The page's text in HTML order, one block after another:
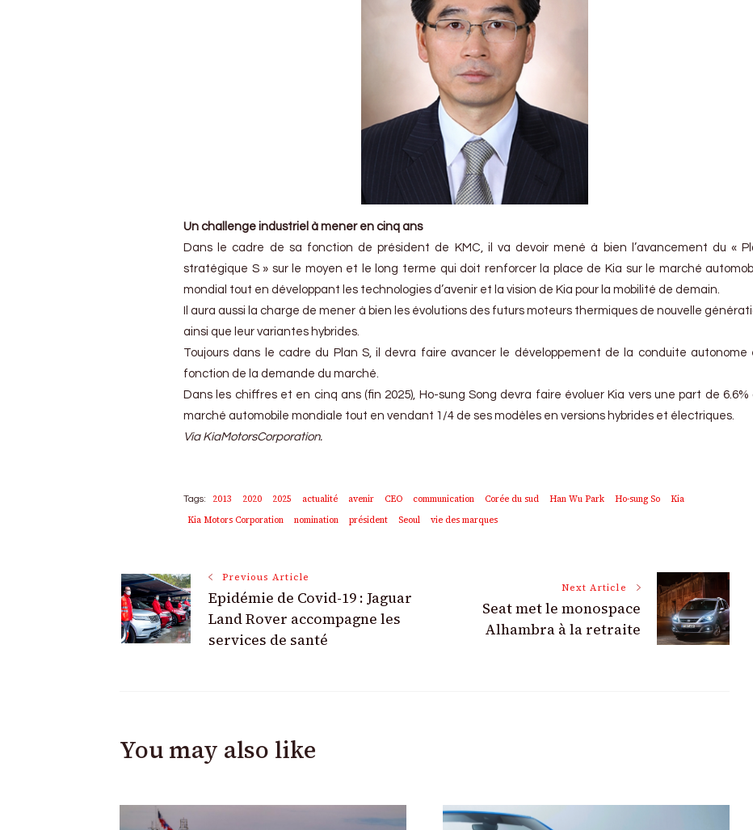
Un challenge industriel à mener en cinq ans
Dans le cadre de sa fonction de président de KMC, il va devoir mené à bien l’avancement du «
stratégique S » sur le moyen et le long terme qui doit renforcer la place de Kia sur le marché
mondial tout en développant les technologies d’avenir et la vision de Kia pour la mobilité de demain.
Il aura aussi la charge de mener à bien les évolutions des futurs moteurs thermiques de nouvelle
ainsi que leur variantes hybrides.
Toujours dans le cadre du Plan S, il devra faire avancer le développement de la conduite autonome
fonction de la demande du marché.
Dans les chiffres et en cinq ans (fin 2025), Ho-sung Song devra faire évoluer Kia vers une part de 6.6%
marché automobile mondiale tout en vendant 1/4 de ses modèles en versions hybrides et électriques.
Via KiaMotorsCorporation.
Tags: 2013 2020 2025 actualité avenir CEO communication Corée du sud Han Wu Park Ho-sung So
Kia
Kia Motors Corporation
nomination président Seoul vie des marques
Post
Navigation
Previous Article
Epidémie de Covid-19 : Jaguar
Land Rover accompagne les
services de santé
Next Article
Seat met le monospace
Alhambra à la retraite
You may also like